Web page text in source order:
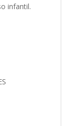
infantil.